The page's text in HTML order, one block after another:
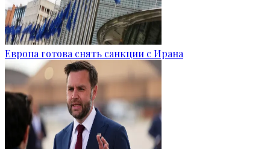
Европа готова снять санкции с Ирана